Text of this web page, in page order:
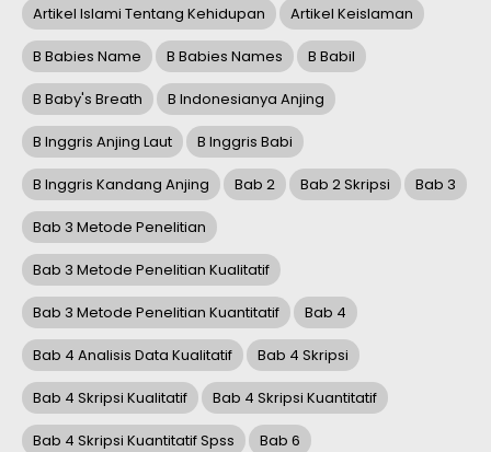
Artikel Islami Tentang Kehidupan Artikel Keislaman
B Babies Name B Babies Names B Babil
B Baby's Breath B Indonesianya Anjing
B Inggris Anjing Laut B Inggris Babi
B Inggris Kandang Anjing Bab 2 Bab 2 Skripsi Bab 3
Bab 3 Metode Penelitian
Bab 3 Metode Penelitian Kualitatif
Bab 3 Metode Penelitian Kuantitatif Bab 4
Bab 4 Analisis Data Kualitatif Bab 4 Skripsi
Bab 4 Skripsi Kualitatif Bab 4 Skripsi Kuantitatif
Bab 4 Skripsi Kuantitatif Spss Bab 6